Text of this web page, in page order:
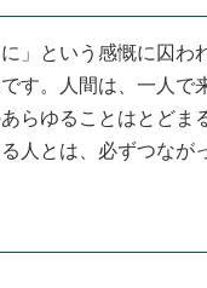
という感慨に囚わ
す。人間は、一人
らゆることはとどま
とは、必ずつなが